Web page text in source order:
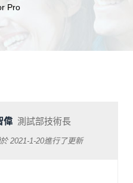
支援中心
Pro
偉 測試部技術長
於2021-1-20進行了更新